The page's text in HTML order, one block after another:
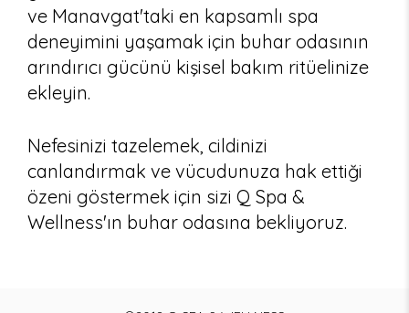
ve Manavgat'taki en kapsamlı spa
deneyimini yaşamak için buhar odasının
arındırıcı gücünü kişisel bakım ritüelinize
ekleyin.
Nefesinizi tazelemek, cildinizi
canlandırmak ve vücudunuza hak ettiği
özeni göstermek için sizi Q Spa &
Wellness'ın buhar odasına bekliyoruz.